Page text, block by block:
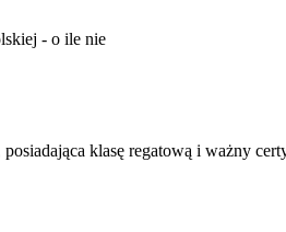
- o ile nie
klasę regatową i ważny